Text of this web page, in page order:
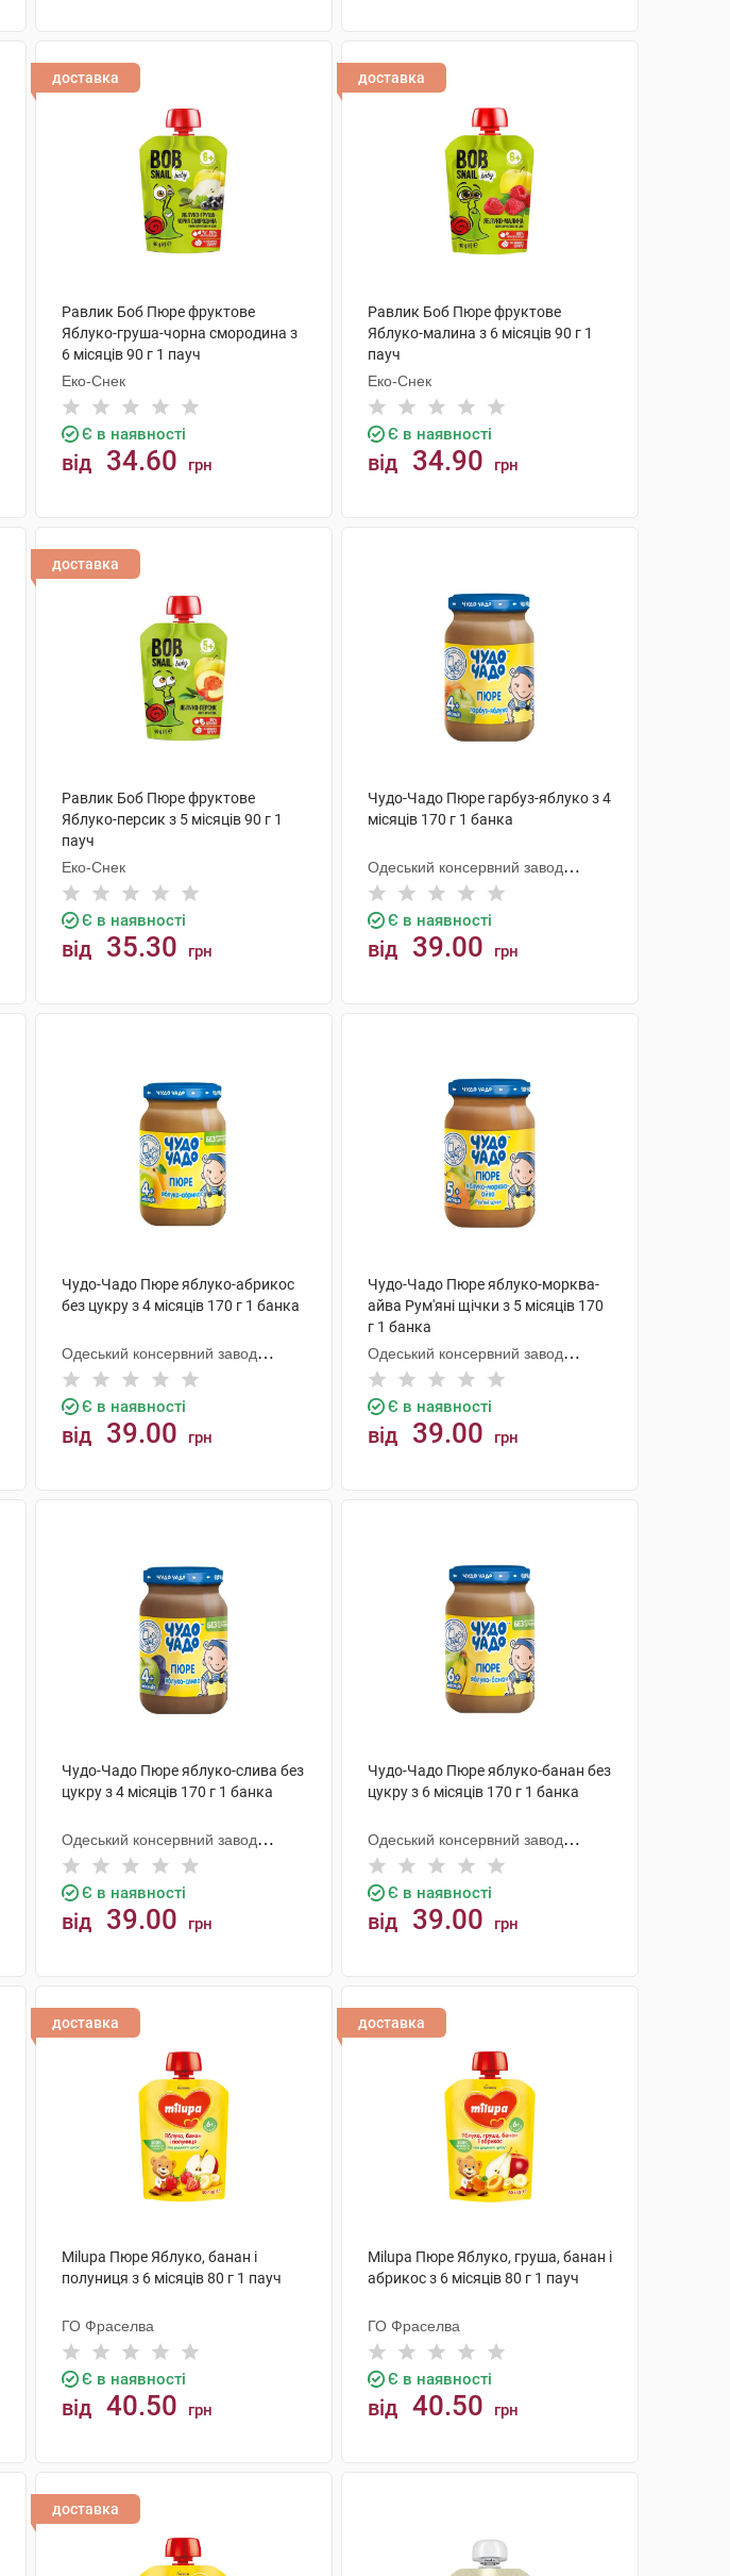
доставка
Равлик Боб Пюре фруктове
Яблуко-груша-чорна смородина з
6 місяців 90 г 1 пауч
Еко-Снек
Є в наявності
від 34.60 грн
доставка
Равлик Боб Пюре фруктове
Яблуко-малина з 6 місяців 90 г 1
пауч
Еко-Снек
Є в наявності
від 34.90 грн
доставка
Равлик Боб Пюре фруктове
Яблуко-персик з 5 місяців 90 г 1
пауч
Еко-Снек
Є в наявності
від 35.30 грн
Чудо-Чадо Пюре гарбуз-яблуко з 4
місяців 170 г 1 банка
Одеський консервний завод
дитячого харчування
Є в наявності
від 39.00 грн
Чудо-Чадо Пюре яблуко-абрикос
без цукру з 4 місяців 170 г 1 банка
Одеський консервний завод
дитячого харчування
Є в наявності
від 39.00 грн
Чудо-Чадо Пюре яблуко-морква-
айва Рум'яні щічки з 5 місяців 170
г 1 банка
Одеський консервний завод
дитячого харчування
Є в наявності
від 39.00 грн
Чудо-Чадо Пюре яблуко-слива без
цукру з 4 місяців 170 г 1 банка
Одеський консервний завод
дитячого харчування
Є в наявності
від 39.00 грн
Чудо-Чадо Пюре яблуко-банан без
цукру з 6 місяців 170 г 1 банка
Одеський консервний завод
дитячого харчування
Є в наявності
від 39.00 грн
доставка
Milupa Пюре Яблуко, банан і
полуниця з 6 місяців 80 г 1 пауч
ГО Фраселва
Є в наявності
від 40.50 грн
доставка
Milupa Пюре Яблуко, груша, банан і
абрикос з 6 місяців 80 г 1 пауч
ГО Фраселва
Є в наявності
від 40.50 грн
доставка